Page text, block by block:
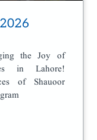
the Joy of
in Lahore!
of Shauoor